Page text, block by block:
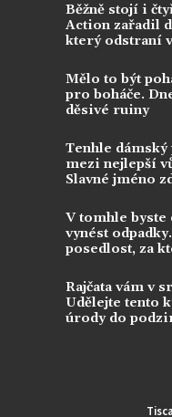
Běžně stojí i
Action zařadil
který odstraní
Mělo to být
pro boháče.
děsivé ruiny
Tenhle
mezi nejlepší
Slavné jméno
V tomhle byste
vynést
posedlost, za
Rajčata vám v
Udělejte tento
úrody do